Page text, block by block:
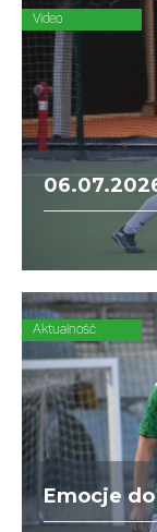
Video
Aurora
Aktualność
Emocje